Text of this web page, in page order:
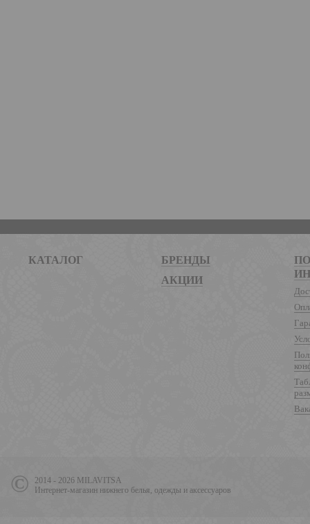
КАТАЛОГ
БРЕНДЫ
АКЦИИ
2014 - 2026 MILAVITSA
Интернет-магазин нижнего белья, одежды и аксессуаров